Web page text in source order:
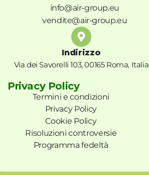
info@air-group.eu
vendite@air-group.eu
Indirizzo
Via dei Savorelli 103, 00165 Roma, Italia
Privacy Policy
Termini e condizioni
Privacy Policy
Cookie Policy
Risoluzioni controversie
Programma fedeltà